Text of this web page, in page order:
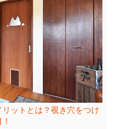
ットとは？覗き穴をつけ